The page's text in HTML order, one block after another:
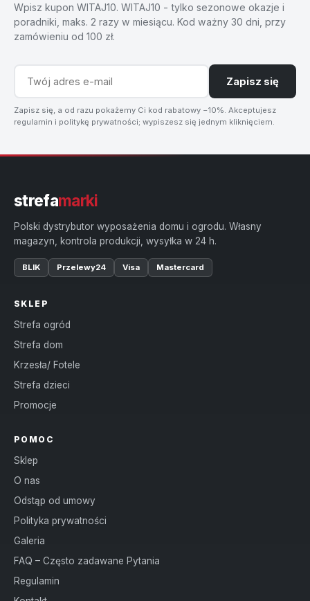
Wpisz kupon WITAJ10. WITAJ10 - tylko sezonowe okazje i
poradniki, maks. 2 razy w miesiącu. Kod ważny 30 dni, przy
zamówieniu od 100 zł.
Zapisz się
Zapisz się, a od razu pokażemy Ci kod rabatowy −10%. Akceptujesz
regulamin i politykę prywatności; wypiszesz się jednym kliknięciem.
strefamarki
Polski dystrybutor wyposażenia domu i ogrodu. Własny
magazyn, kontrola produkcji, wysyłka w 24 h.
BLIK Przelewy24 Visa Mastercard
SKLEP
Strefa ogród
Strefa dom
Krzesła/ Fotele
Strefa dzieci
Promocje
POMOC
Sklep
O nas
Odstąp od umowy
Polityka prywatności
Galeria
FAQ – Często zadawane Pytania
Regulamin